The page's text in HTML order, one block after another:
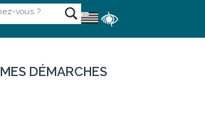
MES DÉMARCHES